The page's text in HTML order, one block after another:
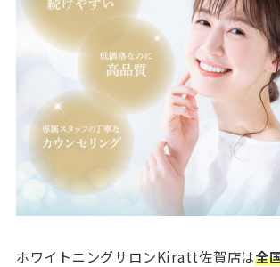
ホワイトニングサロンKiratt佐賀店は全